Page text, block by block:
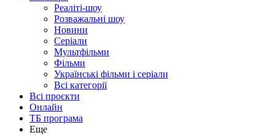
Реаліті-шоу
Розважальні шоу
Новини
Серіали
Мультфільми
Фільми
Українські фільми і серіали
Всі категорії
Всі проєкти
Онлайн
ТБ програма
Еще